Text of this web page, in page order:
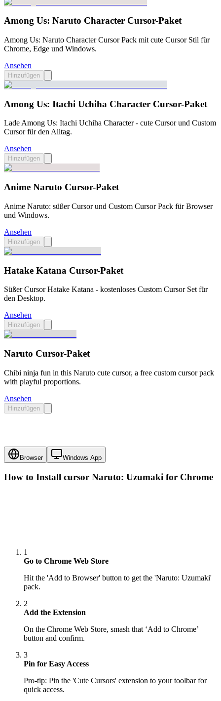
Among Us: Naruto Character Cursor-Paket
Among Us: Naruto Character Cursor Pack mit cute Cursor Stil für
Chrome, Edge und Windows.
Ansehen
Hinzufügen
Among Us: Itachi Uchiha Character Cursor-Paket
Lade Among Us: Itachi Uchiha Character - cute Cursor und Custom
Cursor für den Alltag.
Ansehen
Hinzufügen
Anime Naruto Cursor-Paket
Anime Naruto: süßer Cursor und Custom Cursor Pack für Browser
und Windows.
Ansehen
Hinzufügen
Hatake Katana Cursor-Paket
Süßer Cursor Hatake Katana - kostenloses Custom Cursor Set für
den Desktop.
Ansehen
Hinzufügen
Naruto Cursor-Paket
Chibi ninja fun in this Naruto cute cursor, a free custom cursor pack
with playful proportions.
Ansehen
Hinzufügen
Browser Windows App
How to Install cursor Naruto: Uzumaki for Chrome
1
Go to Chrome Web Store
Hit the 'Add to Browser' button to get the 'Naruto: Uzumaki'
pack.
2
Add the Extension
On the Chrome Web Store, smash that ‘Add to Chrome’
button and confirm.
3
Pin for Easy Access
Pro-tip: Pin the 'Cute Cursors' extension to your toolbar for
quick access.